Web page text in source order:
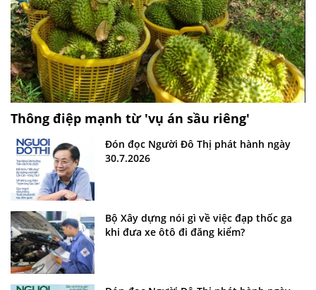
Thông điệp mạnh từ 'vụ án sầu riêng'
Đón đọc Người Đô Thị phát hành ngày
30.7.2026
Bộ Xây dựng nói gì về việc đạp thốc ga
khi đưa xe ôtô đi đăng kiểm?